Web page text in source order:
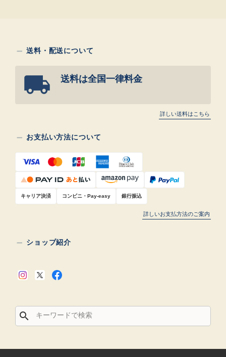
送料・配送について
送料は全国一律料金
詳しい送料はこちら
お支払い方法について
キャリア決済 コンビニ・Pay-easy 銀行振込
詳しいお支払方法のご案内
ショップ紹介
search